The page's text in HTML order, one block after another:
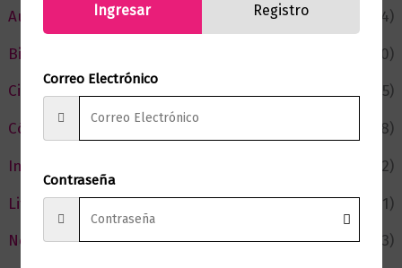
Autor del Mes
(4)
Bienestar
(230)
Ciencia y Conocimiento
(75)
Cómic y Fantasía
(88)
Infantil y Juvenil
(212)
Literatura
(371)
Negocios
(43)
Ingresar Registro
Correo Electrónico
Contraseña